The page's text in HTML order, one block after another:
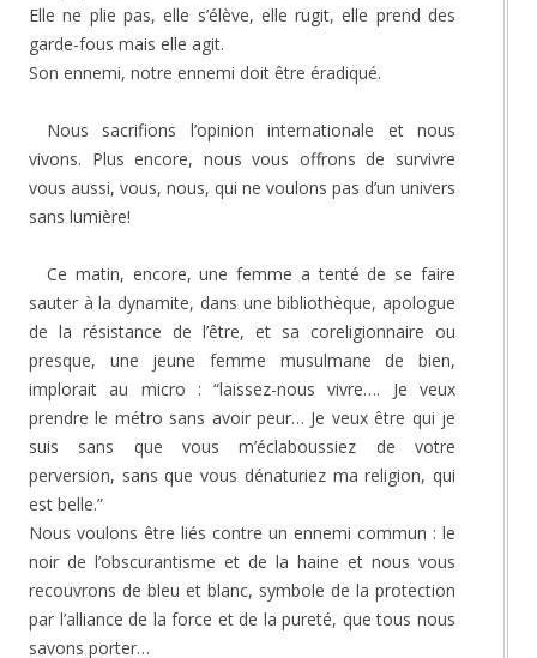
Elle ne plie pas, elle s’élève, elle rugit, elle prend des
garde-fous mais elle agit.
Son ennemi, notre ennemi doit être éradiqué.
Nous sacrifions l’opinion internationale et nous
vivons. Plus encore, nous vous offrons de survivre
vous aussi, vous, nous, qui ne voulons pas d’un univers
sans lumière!
Ce matin, encore, une femme a tenté de se faire
sauter à la dynamite, dans une bibliothèque, apologue
de la résistance de l’être, et sa coreligionnaire ou
presque, une jeune femme musulmane de bien,
implorait au micro : “laissez-nous vivre…. Je veux
prendre le métro sans avoir peur… Je veux être qui je
suis sans que vous m’éclaboussiez de votre
perversion, sans que vous dénaturiez ma religion, qui
est belle.”
Nous voulons être liés contre un ennemi commun : le
noir de l’obscurantisme et de la haine et nous vous
recouvrons de bleu et blanc, symbole de la protection
par l’alliance de la force et de la pureté, que tous nous
savons porter…